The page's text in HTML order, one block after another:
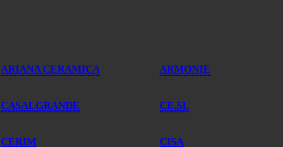
ARIANA CERAMICA ARMONIE
CASALGRANDE CE.SI.
CERIM CISA